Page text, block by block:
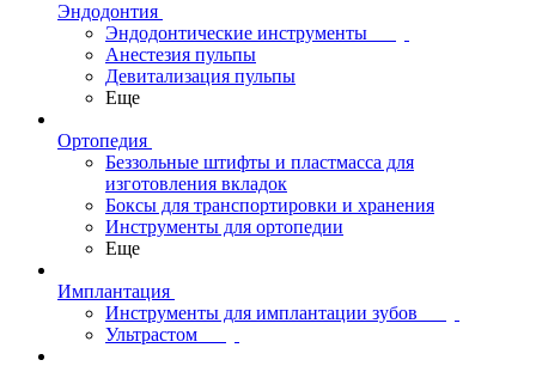
Эндодонтия
Эндодонтические инструменты
Анестезия пульпы
Девитализация пульпы
Еще
Ортопедия
Беззольные штифты и пластмасса для
изготовления вкладок
Боксы для транспортировки и хранения
Инструменты для ортопедии
Еще
Имплантация
Инструменты для имплантации зубов
Ультрастом